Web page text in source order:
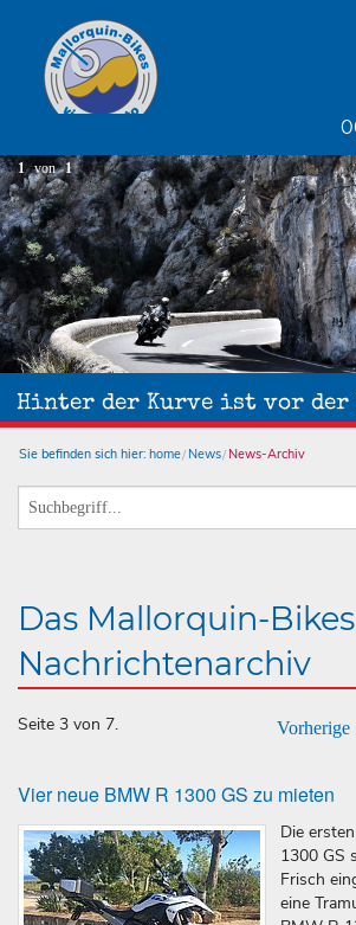
Hinter der Kurve ist vor der
1 von 1
Sie befinden sich hier: home News News-Archiv
Das Mallorquin-Bikes
Nachrichtenarchiv
Seite 3 von 7. Vorherige
Vier neue BMW R 1300 GS zu mieten
Die
1300 GS
Frisch
eine